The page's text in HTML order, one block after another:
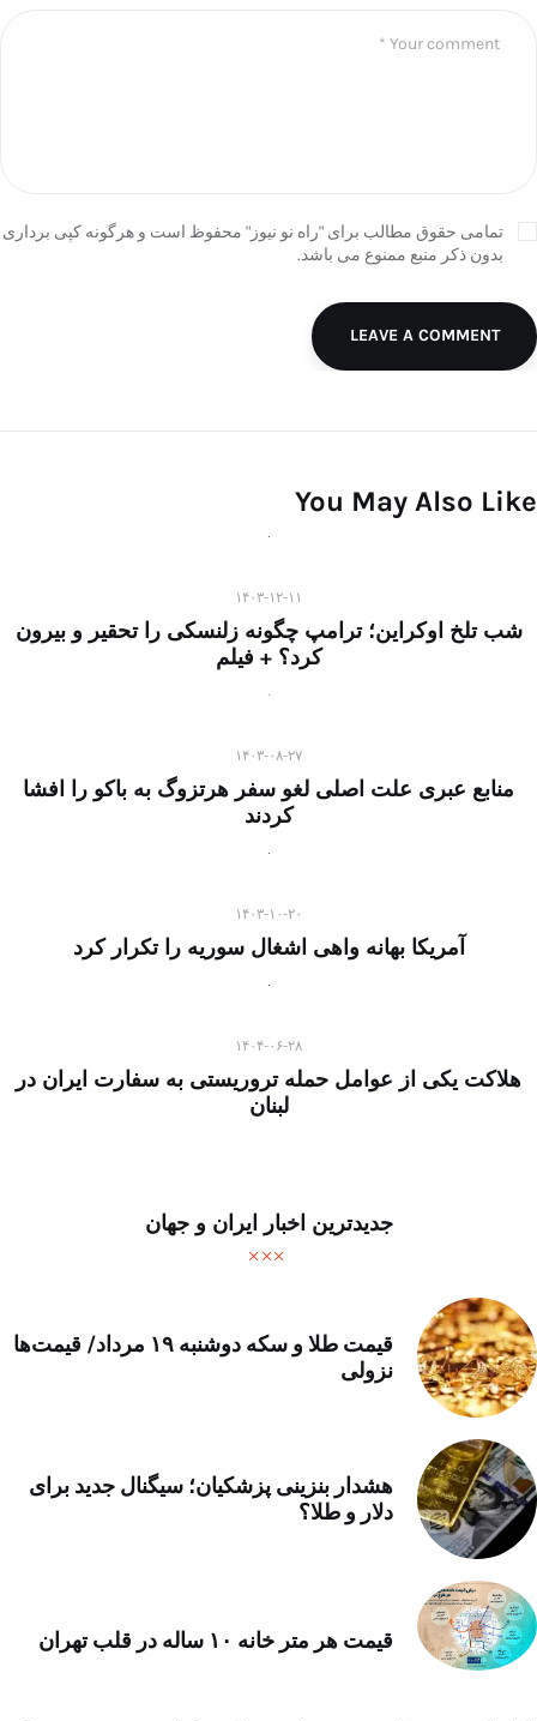
تمامی حقوق مطالب برای "راه نو نیوز" محفوظ است و هرگونه کپی برداری
بدون ذکر منبع ممنوع می باشد.
LEAVE A COMMENT
You May Also Like
۱۴۰۳-۱۲-۱۱
شب تلخ اوکراین؛ ترامپ چگونه زلنسکی را تحقیر و بیرون
کرد؟ + فیلم
۱۴۰۳-۰۸-۲۷
منابع عبری علت اصلی لغو سفر هرتزوگ به باکو را افشا
کردند
۱۴۰۳-۱۰-۲۰
آمریکا بهانه واهی اشغال سوریه را تکرار کرد
۱۴۰۴-۰۶-۲۸
هلاکت یکی از عوامل حمله تروریستی به سفارت ایران در
لبنان
جدیدترین اخبار ایران و جهان
قیمت طلا و سکه دوشنبه ۱۹ مرداد/ قیمت‌ها
نزولی
هشدار بنزینی پزشکیان؛ سیگنال جدید برای
دلار و طلا؟
قیمت هر متر خانه ۱۰ ساله در قلب تهران